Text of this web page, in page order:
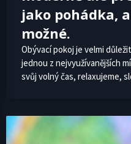
jako pohádka,
možné.
Obývací pokoj je velmi
jednou z nejvyužívanějších
svůj volný čas, relaxujeme,